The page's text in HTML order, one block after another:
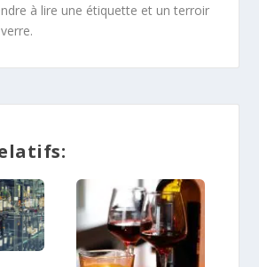
à lire une étiquette et un terroir